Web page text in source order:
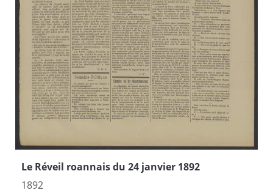
Le Réveil roannais du 24 janvier 1892
1892